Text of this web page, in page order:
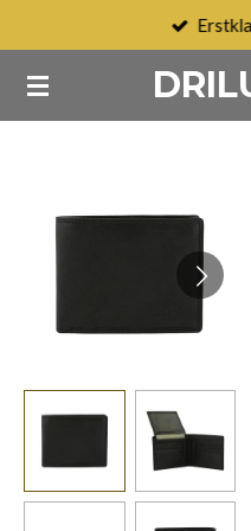
springen